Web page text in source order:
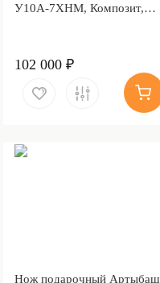
У10А-7ХНМ, Композит,
102 000 ₽
Нож подарочный Артыбаш